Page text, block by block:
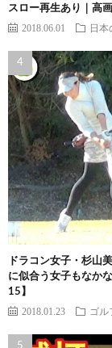
スロー再生あり｜高
2018.06.01 日本
ドラコン女子・杉山
に似合う女子もなか
15】
2018.01.23 ゴル